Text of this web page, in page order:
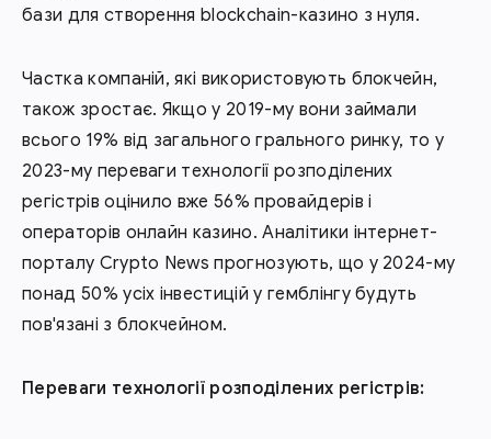
бази для створення blockchain-казино з нуля.
Частка компаній, які використовують блокчейн,
також зростає. Якщо у 2019-му вони займали
всього 19% від загального грального ринку, то у
2023-му переваги технології розподілених
регістрів оцінило вже 56% провайдерів і
операторів онлайн казино. Аналітики інтернет-
порталу Crypto News прогнозують, що у 2024-му
понад 50% усіх інвестицій у гемблінгу будуть
пов'язані з блокчейном.
Переваги технології розподілених регістрів: